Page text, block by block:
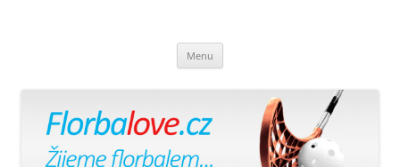
Menu
webu